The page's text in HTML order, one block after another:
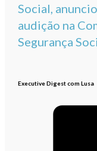
Social,
audição na
Segurança
Executive Digest com Lusa